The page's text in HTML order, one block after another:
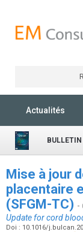
Actualités
Mise à jour
placentaire
(SFGM-TC) -
Update for cord
Doi : 10.1016/